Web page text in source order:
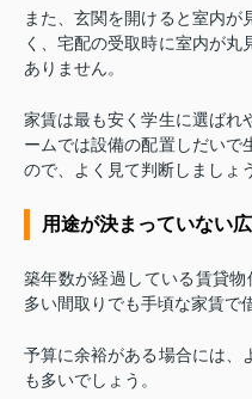
また、玄関を開けると室内が
く、宅配の受取時に室内が丸
ありません。
家賃は最も安く学生に選ばれ
ームでは設備の配置しだいで
ので、よく見て判断しましょ
用途が決まっていない
築年数が経過している賃貸
多い間取りでも手頃な家賃で
予算に余裕がある場合には、
も多いでしょう。